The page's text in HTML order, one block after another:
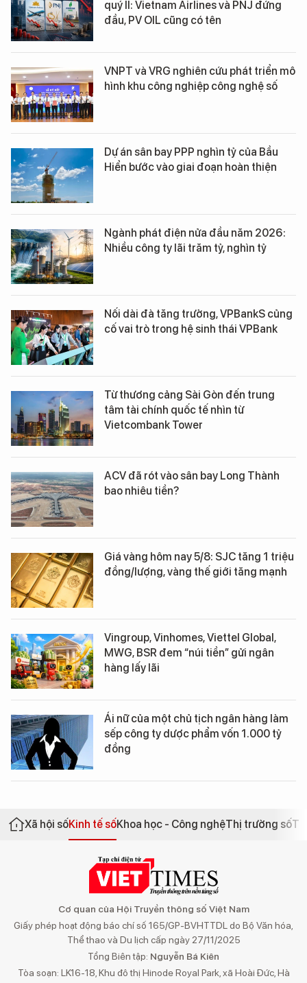
quý II: Vietnam Airlines và PNJ đứng
đầu, PV OIL cũng có tên
VNPT và VRG nghiên cứu phát triển mô
hình khu công nghiệp công nghệ số
Dự án sân bay PPP nghìn tỷ của Bầu
Hiển bước vào giai đoạn hoàn thiện
Ngành phát điện nửa đầu năm 2026:
Nhiều công ty lãi trăm tỷ, nghìn tỷ
Nối dài đà tăng trưởng, VPBankS củng
cố vai trò trong hệ sinh thái VPBank
Từ thương cảng Sài Gòn đến trung
tâm tài chính quốc tế nhìn từ
Vietcombank Tower
ACV đã rót vào sân bay Long Thành
bao nhiêu tiền?
Giá vàng hôm nay 5/8: SJC tăng 1 triệu
đồng/lượng, vàng thế giới tăng mạnh
Vingroup, Vinhomes, Viettel Global,
MWG, BSR đem “núi tiền” gửi ngân
hàng lấy lãi
Ái nữ của một chủ tịch ngân hàng làm
sếp công ty dược phẩm vốn 1.000 tỷ
đồng
Xã hội sốKinh tế sốKhoa học - Công nghệThị trường số
Cơ quan của Hội Truyền thông số Việt Nam
Giấy phép hoạt động báo chí số 165/GP-BVHTTDL do Bộ Văn hóa,
Thể thao và Du lịch cấp ngày 27/11/2025
Tổng Biên tập: Nguyễn Bá Kiên
Tòa soạn: LK16-18, Khu đô thị Hinode Royal Park, xã Hoài Đức, Hà